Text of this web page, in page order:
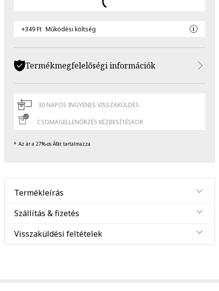
+349 Ft Működési költség
Termékmegfelelőségi információk
30 NAPOS INGYENES VISSZAKÜLDÉS
CSOMAGELLENŐRZÉS KÉZBESÍTÉSKOR
Az ár a 27%-os Áfát tartalmazza
Termékleírás
Szállítás & fizetés
Visszaküldési feltételek